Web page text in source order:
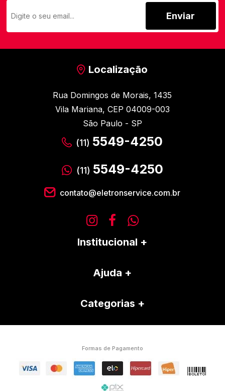
Enviar
Localização
Rua Domingos de Morais, 1435
Vila Mariana, CEP 04009-003
São Paulo - SP
(11) 5549-4250
(11) 5549-4250
contato@eletronservice.com.br
Institucional
Ajuda
Categorias
Formas de Pagamento